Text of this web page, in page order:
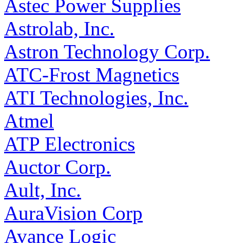
Astec Power Supplies
Astrolab, Inc.
Astron Technology Corp.
ATC-Frost Magnetics
ATI Technologies, Inc.
Atmel
ATP Electronics
Auctor Corp.
Ault, Inc.
AuraVision Corp
Avance Logic